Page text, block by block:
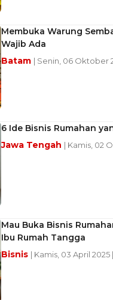
Membuka Warung
Wajib Ada
Batam | Senin, 06 Oktober
6 Ide Bisnis Rumahan
Jawa Tengah | Kamis, 02
Mau Buka Bisnis
Ibu Rumah Tangga
Bisnis | Kamis, 03 April 2025